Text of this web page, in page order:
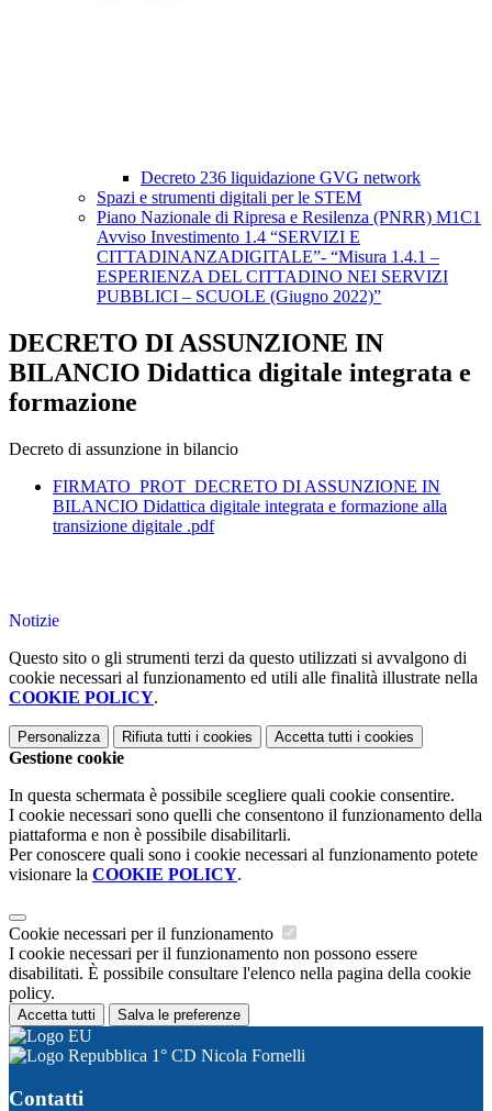
Decreto 236 liquidazione GVG network
Spazi e strumenti digitali per le STEM
Piano Nazionale di Ripresa e Resilenza (PNRR) M1C1
Avviso Investimento 1.4 “SERVIZI E
CITTADINANZADIGITALE”- “Misura 1.4.1 –
ESPERIENZA DEL CITTADINO NEI SERVIZI
PUBBLICI – SCUOLE (Giugno 2022)”
DECRETO DI ASSUNZIONE IN
BILANCIO Didattica digitale integrata e
formazione
Decreto di assunzione in bilancio
FIRMATO_PROT_DECRETO DI ASSUNZIONE IN
BILANCIO Didattica digitale integrata e formazione alla
transizione digitale .pdf
Notizie
Questo sito o gli strumenti terzi da questo utilizzati si avvalgono di
cookie necessari al funzionamento ed utili alle finalità illustrate nella
COOKIE POLICY.
Personalizza Rifiuta tutti i cookies Accetta tutti i cookies
Gestione cookie
In questa schermata è possibile scegliere quali cookie consentire.
I cookie necessari sono quelli che consentono il funzionamento della
piattaforma e non è possibile disabilitarli.
Per conoscere quali sono i cookie necessari al funzionamento potete
visionare la COOKIE POLICY.
Cookie necessari per il funzionamento
I cookie necessari per il funzionamento non possono essere
disabilitati. È possibile consultare l'elenco nella pagina della cookie
policy.
Accetta tutti Salva le preferenze
1° CD Nicola Fornelli
Contatti